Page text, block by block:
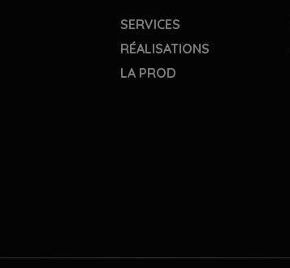
SERVICES
RÉALISATIONS
LA PROD